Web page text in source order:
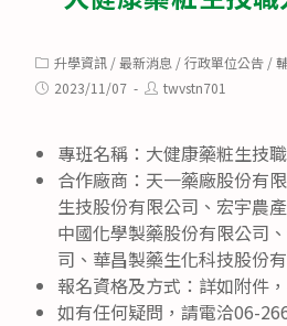
Post
category:
升學資訊 /最新消息 /行政單位公告 /
Post2023/11/07
Posttwvstn701
專班名稱：大健康藥粧生技
合作廠商：天一藥廠股份有
生技股份有限公司、宏宇農
中國化學製藥股份有限公司
司、華昌製藥生化科技股份
報名資格及方式：詳如附件
如有任何疑問，請電洽06-